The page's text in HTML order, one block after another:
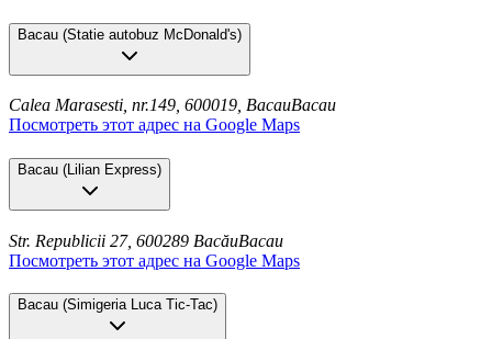
Bacau (Statie autobuz McDonald's)
Calea Marasesti, nr.149, 600019, BacauBacau
Посмотреть этот адрес на Google Maps
Bacau (Lilian Express)
Str. Republicii 27, 600289 BacăuBacau
Посмотреть этот адрес на Google Maps
Bacau (Simigeria Luca Tic-Tac)